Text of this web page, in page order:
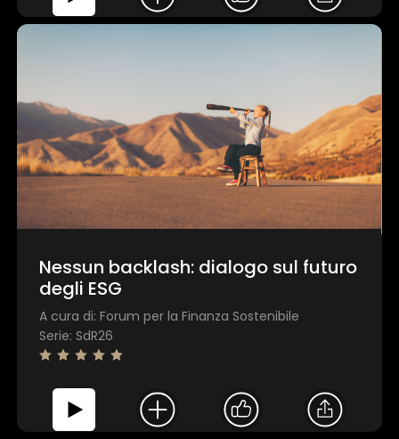
Nessun backlash: dialogo sul futuro
degli ESG
A cura di: Forum per la Finanza Sostenibile
Serie: SdR26